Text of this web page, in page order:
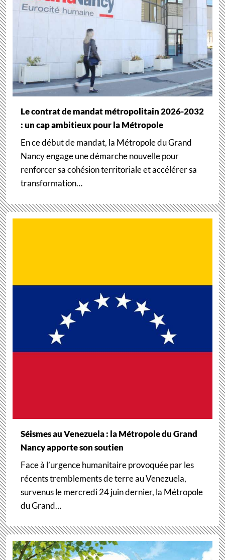
Le contrat de mandat métropolitain 2026-2032
: un cap ambitieux pour la Métropole
En ce début de mandat, la Métropole du Grand
Nancy engage une démarche nouvelle pour
renforcer sa cohésion territoriale et accélérer sa
transformation…
Séismes au Venezuela : la Métropole du Grand
Nancy apporte son soutien
Face à l’urgence humanitaire provoquée par les
récents tremblements de terre au Venezuela,
survenus le mercredi 24 juin dernier, la Métropole
du Grand…